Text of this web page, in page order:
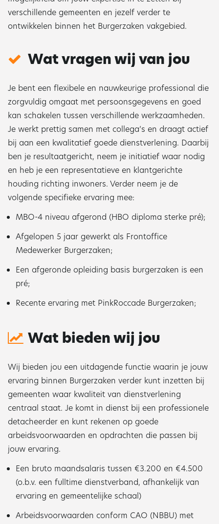
verschillende gemeenten en jezelf verder te
ontwikkelen binnen het Burgerzaken vakgebied.
Wat vragen wij van jou
Je bent een flexibele en nauwkeurige professional die
zorgvuldig omgaat met persoonsgegevens en goed
kan schakelen tussen verschillende werkzaamheden.
Je werkt prettig samen met collega’s en draagt actief
bij aan een kwalitatief goede dienstverlening. Daarbij
ben je resultaatgericht, neem je initiatief waar nodig
en heb je een representatieve en klantgerichte
houding richting inwoners. Verder neem je de
volgende specifieke ervaring mee:
MBO-4 niveau afgerond (HBO diploma sterke pré);
Afgelopen 5 jaar gewerkt als Frontoffice
Medewerker Burgerzaken;
Een afgeronde opleiding basis burgerzaken is een
pré;
Recente ervaring met PinkRoccade Burgerzaken;
Wat bieden wij jou
Wij bieden jou een uitdagende functie waarin je jouw
ervaring binnen Burgerzaken verder kunt inzetten bij
gemeenten waar kwaliteit van dienstverlening
centraal staat. Je komt in dienst bij een professionele
detacheerder en kunt rekenen op goede
arbeidsvoorwaarden en opdrachten die passen bij
jouw ervaring.
Een bruto maandsalaris tussen €3.200 en €4.500
(o.b.v. een fulltime dienstverband, afhankelijk van
ervaring en gemeentelijke schaal)
Arbeidsvoorwaarden conform CAO (NBBU) met